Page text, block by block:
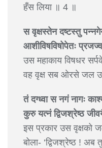
हँस लिया ॥ 4 ॥
स वृक्षस्तेन दष्टस्तु
आशीविषविषोपेतः
उस महाकाय विषधर
वह वृक्ष सब ओरसे जल
तं दग्ध्वा स नगं नागः
कुरु यत्नं द्विजश्रेष्ठ
इस प्रकार उस वृक्षको
बोला- ‘द्विजश्रेष्ठ !